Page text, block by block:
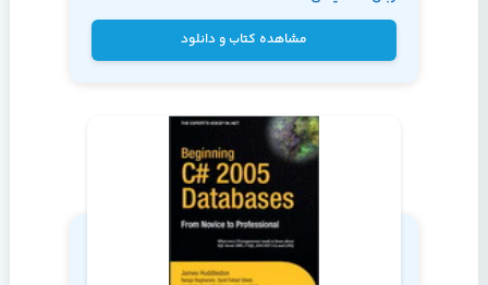
مشاهده کتاب و دانلود